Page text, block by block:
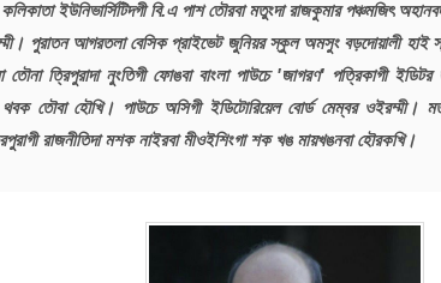
ইউনিভার্সিটিদগী বি.এ পাশ তৌরবা মতুংদা রাজকুমার পঞ্চমজিৎ
পুরাতন আগরতলা বেসিক প্রাইভেট জুনিয়র স্কুল অমসুং বড়দোয়ালী
ত্রিপুরাদা নুংতিগী ফোঙবা বাংলা পাউচে 'জাগরণ' পত্রিকাগী ইডিটর
তৌবা হৌখি। পাউচে অসিগী ইডিটোরিয়েল বোর্ড মেম্বর ওইরম্মী।
রাজনীতিদা মশক নাইরবা মীওইশিংগা শক খঙ মায়খঙনবা হৌরকখি।